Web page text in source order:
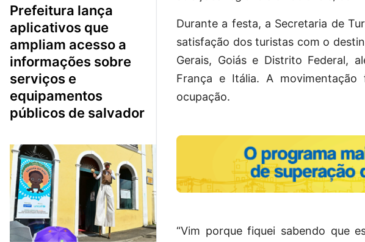
prefeitura lança
aplicativos que
ampliam acesso a
informações sobre
serviços e
equipamentos
públicos de salvador
Durante a festa, a Secretaria de
satisfação dos turistas com o
Gerais, Goiás e Distrito Federal,
França e Itália. A
ocupação.
“Vim porque fiquei sabendo que